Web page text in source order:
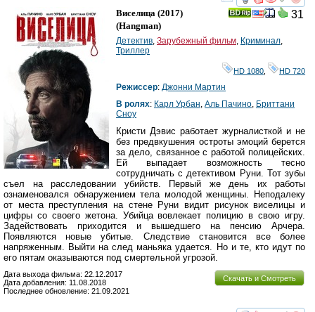
смотреть
31
Виселица (2017)
(Hangman)
Детектив Зарубежный фильм Криминал
Триллер
HD 1080 HD 720
Режиссер: Джонни Мартин
В ролях: Карл Урбан Аль Пачино Бриттани
Сноу
Кристи Дэвис работает журналисткой и не
без предвкушения остроты эмоций берется
за дело, связанное с работой полицейских.
Ей выпадает возможность тесно
сотрудничать с детективом Руни. Тот зубы
съел на расследовании убийств. Первый же день их работы
ознаменовался обнаружением тела молодой женщины. Неподалеку
от места преступления на стене Руни видит рисунок виселицы и
цифры со своего жетона. Убийца вовлекает полицию в свою игру.
Задействовать приходится и вышедшего на пенсию Арчера.
Появляются новые убитые. Следствие становится все более
напряженным. Выйти на след маньяка удается. Но и те, кто идут по
его пятам оказываются под смертельной угрозой.
Скачать и Смотреть
Дата выхода фильма: 22.12.2017
Дата добавления: 11.08.2018
Последнее обновление: 21.09.2021